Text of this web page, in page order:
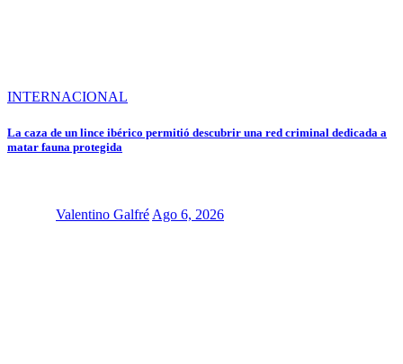
INTERNACIONAL
La caza de un lince ibérico permitió descubrir una red criminal dedicada a
matar fauna protegida
Valentino Galfré Ago 6, 2026